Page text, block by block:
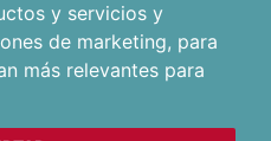
y servicios y
de marketing, para
más relevantes para